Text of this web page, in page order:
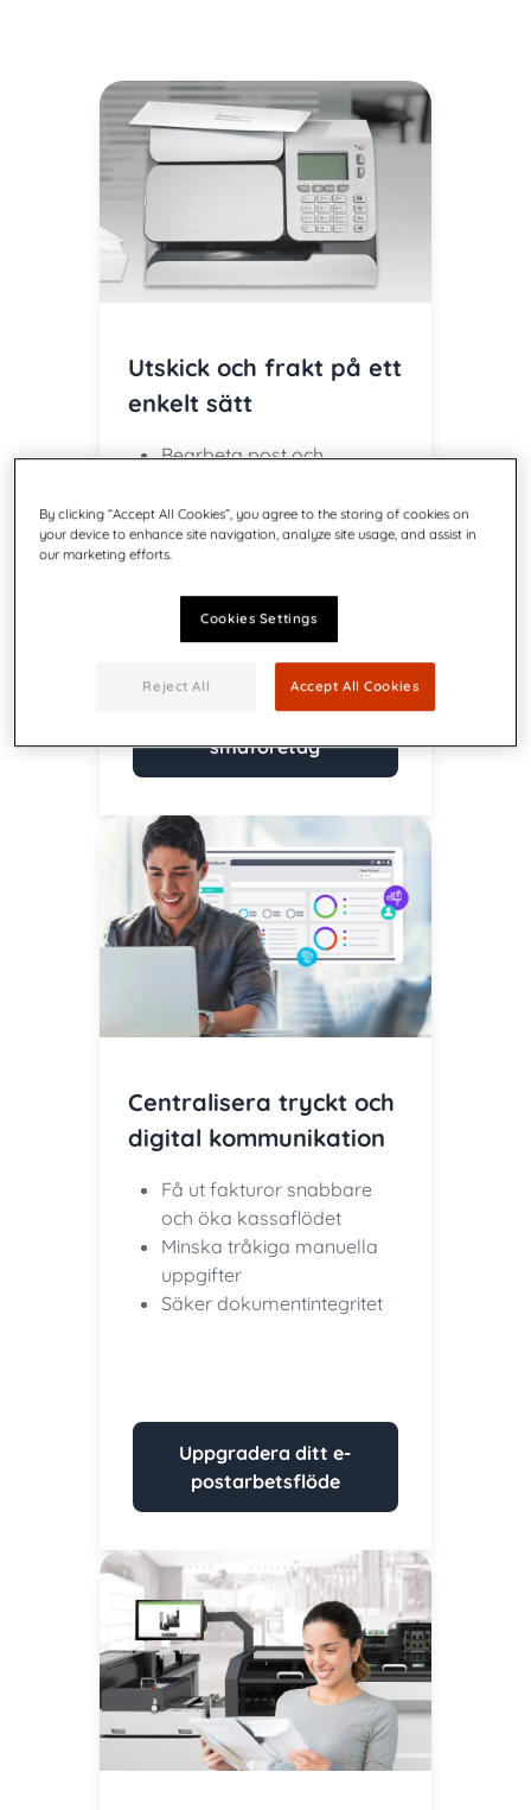
Utskick och frakt på ett
enkelt sätt
Bearbeta post och
var som helst!
Få rabatterade priser
Sluta kuvertera för hand
Lösningar för
småföretag
Centralisera tryckt och
digital kommunikation
Få ut fakturor snabbare
och öka kassaflödet
Minska tråkiga manuella
uppgifter
Säker dokumentintegritet
Uppgradera ditt e-
postarbetsflöde
By clicking “Accept All Cookies”, you agree to the storing of cookies on
your device to enhance site navigation, analyze site usage, and assist in
our marketing efforts.
Cookies Settings
Reject All Accept All Cookies